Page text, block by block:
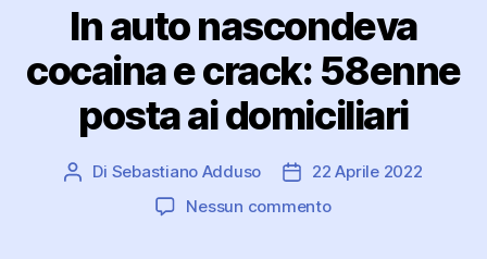
In auto nascondeva
cocaina e crack: 58enne
posta ai domiciliari
Autore
Di Sebastiano Adduso
Data
dell'articolo
22 Aprile 2022
Nessun commentosu